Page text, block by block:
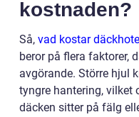
kostnaden?
Så, vad kostar däckhotell
beror på flera faktorer,
avgörande. Större hjul
tyngre hantering, vilket
däcken sitter på fälg